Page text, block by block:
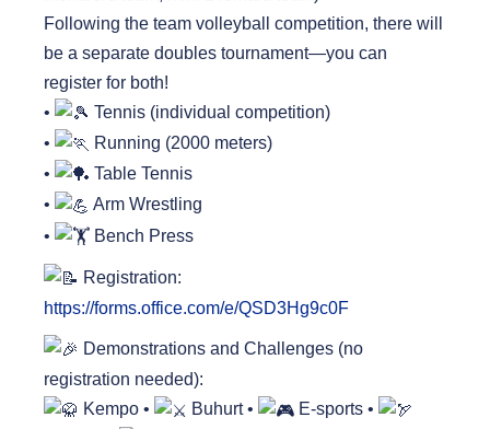
Following the team volleyball competition, there will
be a separate doubles tournament—you can
register for both!
•
Tennis (individual competition)
•
Running (2000 meters)
•
Table Tennis
•
Arm Wrestling
•
Bench Press
Registration:
https://forms.office.com/e/QSD3Hg9c0F
Demonstrations and Challenges (no
registration needed):
Kempo •
Buhurt •
E-sports •